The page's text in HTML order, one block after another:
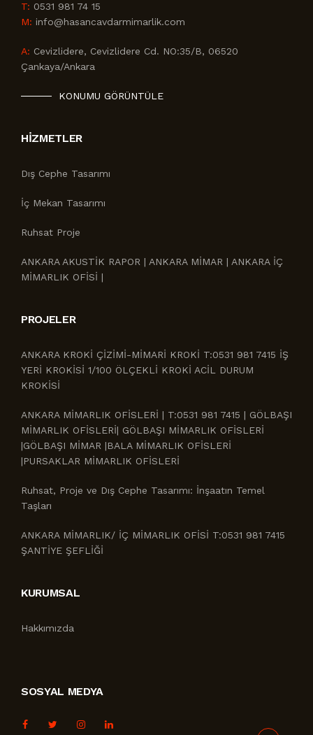
T: 0531 981 74 15
M: info@hasancavdarmimarlik.com
A: Cevizlidere, Cevizlidere Cd. NO:35/B, 06520
Çankaya/Ankara
KONUMU GÖRÜNTÜLE
HIZMETLER
Dış Cephe Tasarımı
İç Mekan Tasarımı
Ruhsat Proje
ANKARA AKUSTİK RAPOR | ANKARA MİMAR | ANKARA İÇ
MİMARLIK OFİSİ |
PROJELER
ANKARA KROKİ ÇİZİMİ-MİMARİ KROKİ T:0531 981 7415 İŞ
YERİ KROKİSİ 1/100 ÖLÇEKLİ KROKİ ACİL DURUM
KROKİSİ
ANKARA MİMARLIK OFİSLERİ | T:0531 981 7415 | GÖLBAŞI
MİMARLIK OFİSLERİ| GÖLBAŞI MİMARLIK OFİSLERİ
|GÖLBAŞI MİMAR |BALA MİMARLIK OFİSLERİ
|PURSAKLAR MİMARLIK OFİSLERİ
Ruhsat, Proje ve Dış Cephe Tasarımı: İnşaatın Temel
Taşları
ANKARA MİMARLIK/ İÇ MİMARLIK OFİSİ T:0531 981 7415
ŞANTİYE ŞEFLİĞİ
KURUMSAL
Hakkımızda
SOSYAL MEDYA